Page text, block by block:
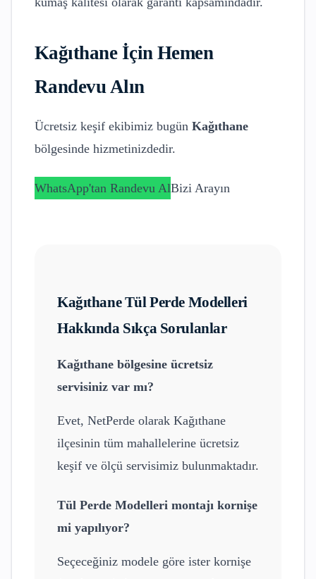
Kağıthaneİçin Hemen
Randevu Alın
Ücretsiz keşif ekibimiz bugün Kağıthane
bölgesinde hizmetinizdedir.
WhatsApp'tan Randevu AlBizi Arayın
KağıthaneTül Perde Modelleri
Hakkında Sıkça Sorulanlar
Kağıthane bölgesine ücretsiz
servisiniz var mı?
Evet, NetPerde olarak Kağıthane
ilçesinin tüm mahallelerine ücretsiz
keşif ve ölçü servisimiz bulunmaktadır.
Tül Perde Modelleri montajı kornişe
mi yapılıyor?
Seçeceğiniz modele göre ister kornişe